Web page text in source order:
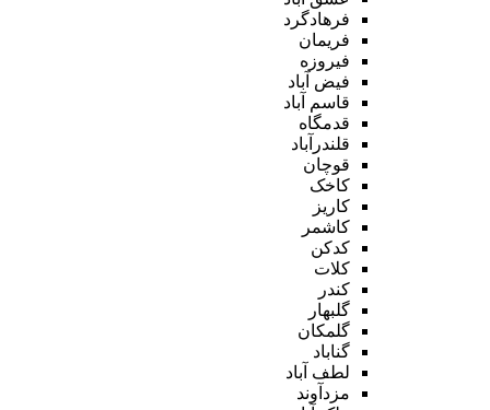
فرهادگرد
فریمان
فیروزه
فیض آباد
قاسم آباد
قدمگاه
قلندرآباد
قوچان
کاخک
کاریز
کاشمر
کدکن
کلات
کندر
گلبهار
گلمکان
گناباد
لطف آباد
مزدآوند